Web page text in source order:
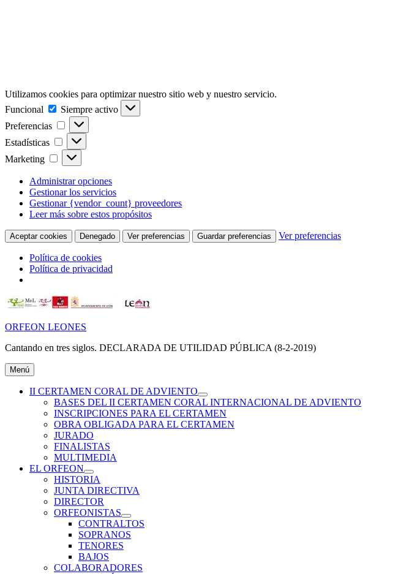
Utilizamos cookies para optimizar nuestro sitio web y nuestro servicio.
Funcional
Funcional
Siempre activo
Preferencias
Preferencias
Estadísticas Estadísticas
Marketing Marketing
Administrar opciones
Gestionar los servicios
Gestionar {vendor_count} proveedores
Leer más sobre estos propósitos
Aceptar cookies Denegado Ver preferencias Guardar preferencias Ver preferencias
Política de cookies
Política de privacidad
Ir
al
contenido
ORFEON LEONES
Cantando en tres siglos. DECLARADA DE UTILIDAD PÚBLICA (8-2-2019)
Menú
II CERTAMEN CORAL DE ADVIENTO
expande
el
menú
inferior
BASES DEL II CERTAMEN CORAL INTERNACIONAL DE ADVIENTO
INSCRIPCIONES PARA EL CERTAMEN
OBRA OBLIGADA PARA EL CERTAMEN
JURADO
FINALISTAS
MULTIMEDIA
EL ORFEON
expande
el
menú
inferior
HISTORIA
JUNTA DIRECTIVA
DIRECTOR
ORFEONISTAS
expande
el
menú
CONTRALTOS
SOPRANOS
TENORES
BAJOS
COLABORADORES